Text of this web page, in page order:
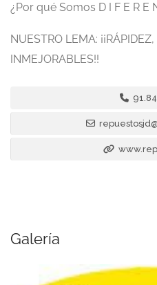
¿Por qué Somos D I F E R E
NUESTRO LEMA:
INMEJORABLES!!
Galería